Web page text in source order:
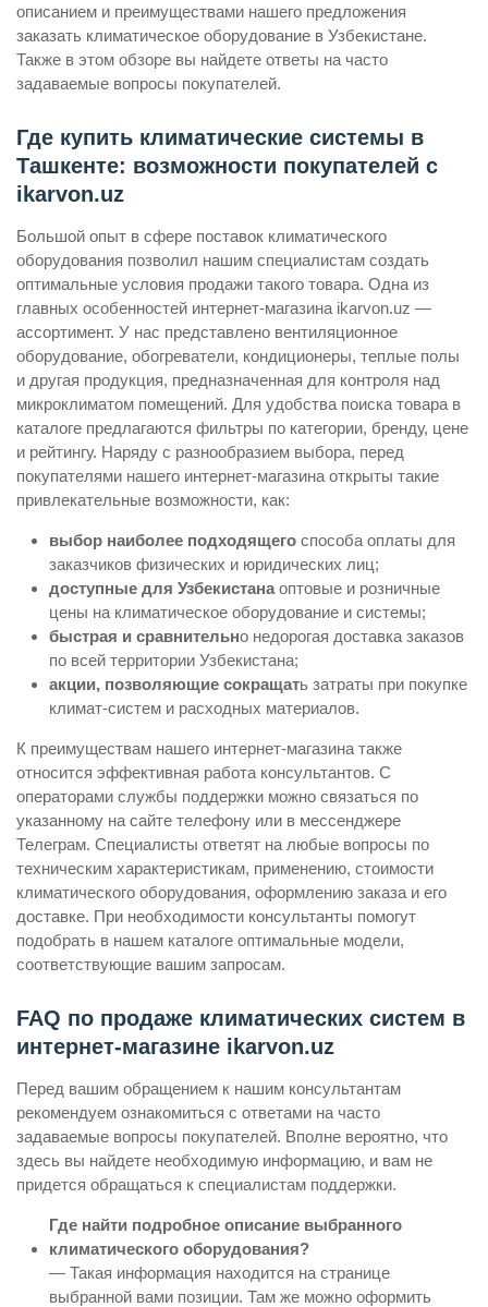
описанием и преимуществами нашего предложения
заказать климатическое оборудование в Узбекистане.
Также в этом обзоре вы найдете ответы на часто
задаваемые вопросы покупателей.
Где купить климатические системы в
Ташкенте: возможности покупателей с
ikarvon.uz
Большой опыт в сфере поставок климатического
оборудования позволил нашим специалистам создать
оптимальные условия продажи такого товара. Одна из
главных особенностей интернет-магазина ikarvon.uz —
ассортимент. У нас представлено вентиляционное
оборудование, обогреватели, кондиционеры, теплые полы
и другая продукция, предназначенная для контроля над
микроклиматом помещений. Для удобства поиска товара в
каталоге предлагаются фильтры по категории, бренду, цене
и рейтингу. Наряду с разнообразием выбора, перед
покупателями нашего интернет-магазина открыты такие
привлекательные возможности, как:
выбор наиболее подходящего способа оплаты для
заказчиков физических и юридических лиц;
доступные для Узбекистана оптовые и розничные
цены на климатическое оборудование и системы;
быстрая и сравнительно недорогая доставка заказов
по всей территории Узбекистана;
акции, позволяющие сокращать затраты при покупке
климат-систем и расходных материалов.
К преимуществам нашего интернет-магазина также
относится эффективная работа консультантов. С
операторами службы поддержки можно связаться по
указанному на сайте телефону или в мессенджере
Телеграм. Специалисты ответят на любые вопросы по
техническим характеристикам, применению, стоимости
климатического оборудования, оформлению заказа и его
доставке. При необходимости консультанты помогут
подобрать в нашем каталоге оптимальные модели,
соответствующие вашим запросам.
FAQ по продаже климатических систем в
интернет-магазине ikarvon.uz
Перед вашим обращением к нашим консультантам
рекомендуем ознакомиться с ответами на часто
задаваемые вопросы покупателей. Вполне вероятно, что
здесь вы найдете необходимую информацию, и вам не
придется обращаться к специалистам поддержки.
Где найти подробное описание выбранного
климатического оборудования?
— Такая информация находится на странице
выбранной вами позиции. Там же можно оформить